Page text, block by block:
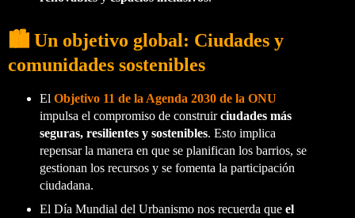
🏙️ Un objetivo global: Ciudades y
comunidades sostenibles
El Objetivo 11 de la Agenda 2030 de la ONU
impulsa el compromiso de construirciudades más
seguras, resilientes y sostenibles. Esto implica
repensar la manera en que se planifican los barrios, se
gestionan los recursos y se fomenta la participación
ciudadana.
El Día Mundial del Urbanismo nos recuerda que el